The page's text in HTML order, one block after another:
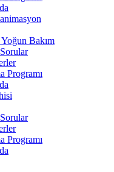
Bakım
Programı
Programı